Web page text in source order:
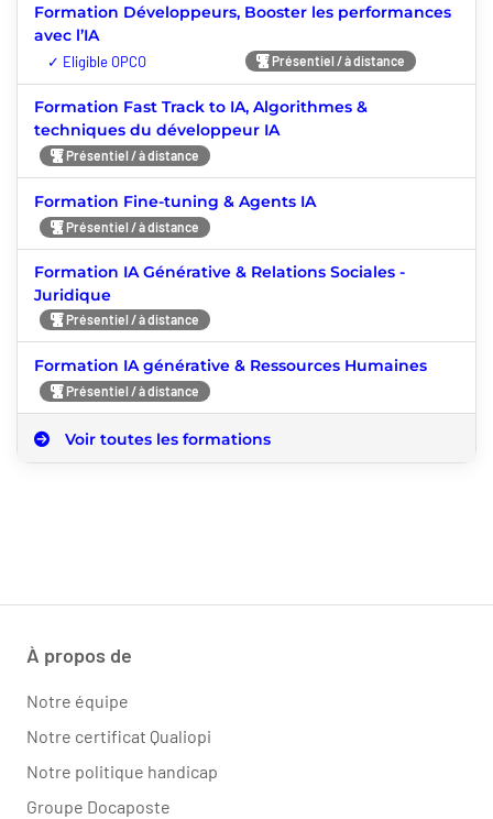
Formation Développeurs, Booster les performances
avec l’IA
Présentiel / à distance
Formation Fast Track to IA, Algorithmes &
techniques du développeur IA
Présentiel / à distance
Formation Fine-tuning & Agents IA
Présentiel / à distance
Formation IA Générative & Relations Sociales -
Juridique
Présentiel / à distance
Formation IA générative & Ressources Humaines
Présentiel / à distance
Voir toutes les formations
À propos de
Notre équipe
Notre certificat Qualiopi
Notre politique handicap
Groupe Docaposte